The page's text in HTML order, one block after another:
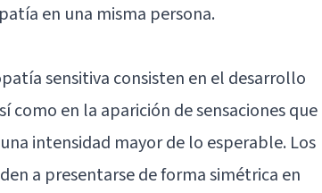
en una misma persona.
sensitiva consisten en el desarrollo
como en la aparición de sensaciones que
intensidad mayor de lo esperable. Los
a presentarse de forma simétrica en